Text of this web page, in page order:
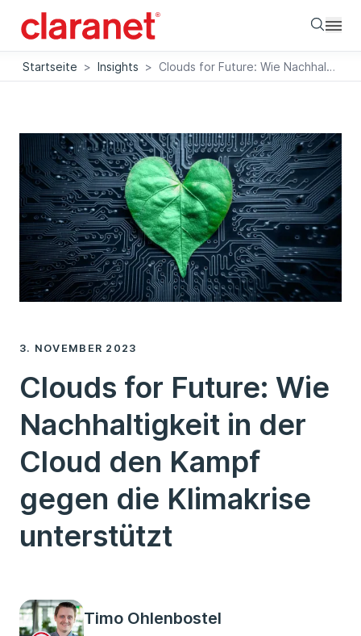
Startseite > Insights > Clouds for Future: Wie Nachhaltigkeit in der Cloud den Kampf gegen die Klimakrise unterstützt
3. NOVEMBER 2023
Clouds for Future: Wie
Nachhaltigkeit in der
Cloud den Kampf
gegen die Klimakrise
unterstützt
Timo Ohlenbostel